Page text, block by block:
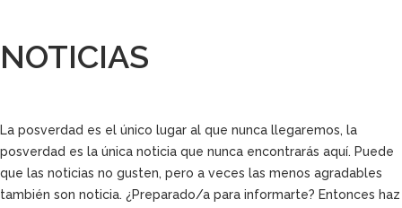
NOTICIAS
La posverdad es el único lugar al que nunca llegaremos, la
posverdad es la única noticia que nunca encontrarás aquí. Puede
que las noticias no gusten, pero a veces las menos agradables
también son noticia. ¿Preparado/a para informarte? Entonces haz